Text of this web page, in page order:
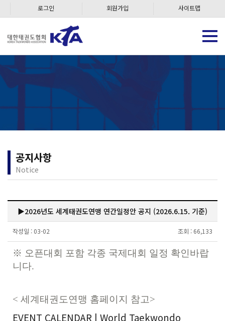
로그인 회원가입 사이트맵
공지사항
Notice
▶2026년도 세계태권도연맹 연간일정안 공지 (2026.6.15. 기준)
작성일 : 03-02 조회 : 66,133
※ 오픈대회 포함 각종 국제대회 일정 확인바랍
니다.
< 세계태권도연맹 홈페이지 참고>
EVENT CALENDAR | World Taekwondo